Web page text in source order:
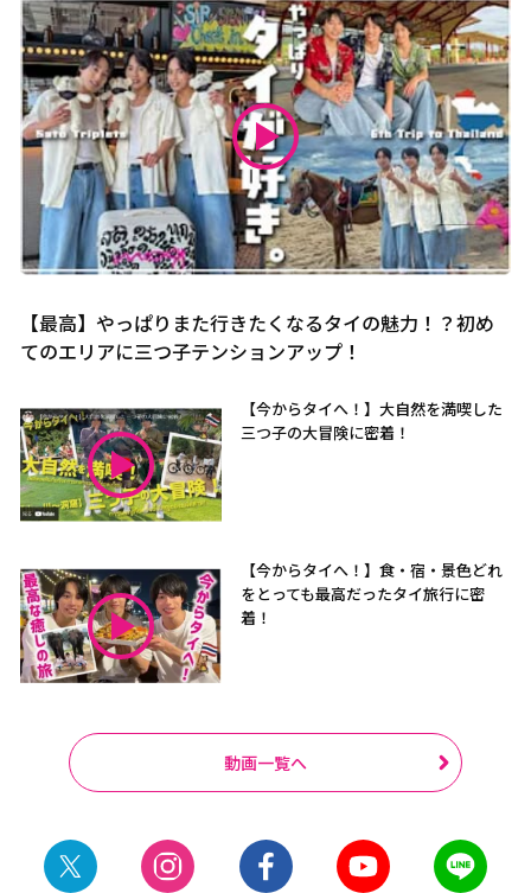
【最高】やっぱりまた行きたくなるタイの魅力！？初め
てのエリアに三つ子テンションアップ！
【今からタイへ！】大自然を満喫した
三つ子の大冒険に密着！
【今からタイへ！】食・宿・景色どれ
をとっても最高だったタイ旅行に密
着！
動画一覧へ